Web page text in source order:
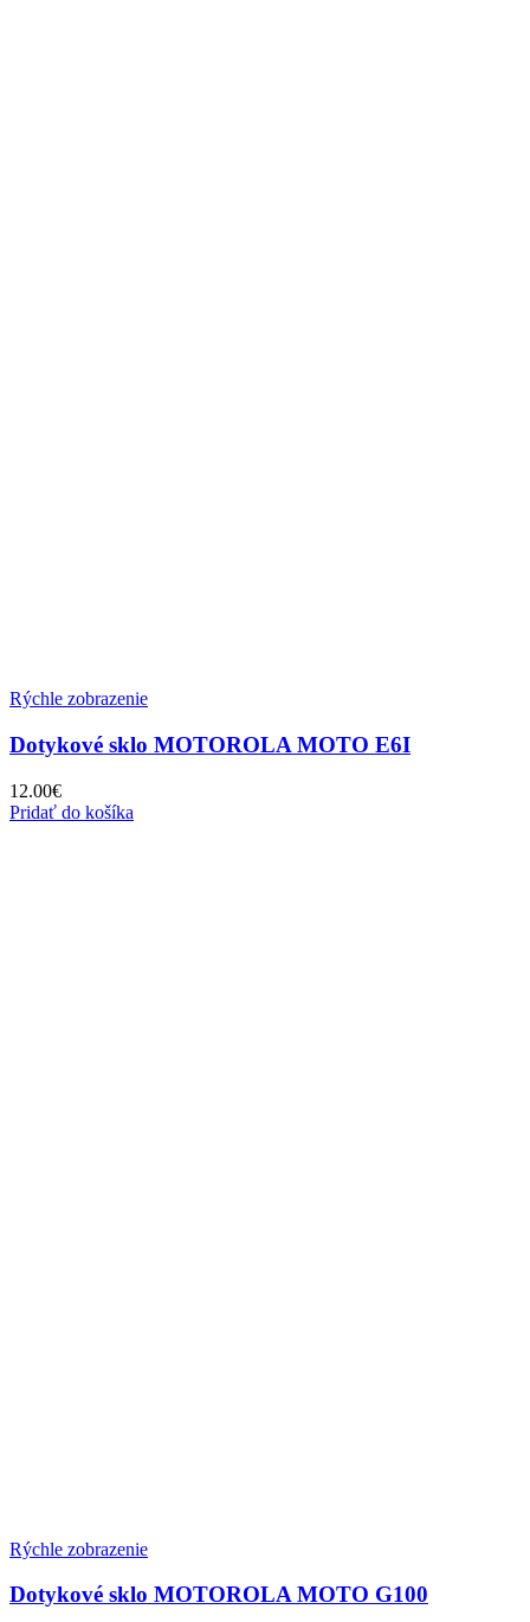
Rýchle zobrazenie
Dotykové sklo MOTOROLA MOTO E6I
12.00€
Pridať do košíka
Rýchle zobrazenie
Dotykové sklo MOTOROLA MOTO G100